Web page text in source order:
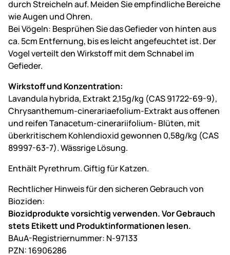
durch Streicheln auf. Meiden Sie empfindliche Bereiche
wie Augen und Ohren.
Bei Vögeln: Besprühen Sie das Gefieder von hinten aus
ca. 5cm Entfernung, bis es leicht angefeuchtet ist. Der
Vogel verteilt den Wirkstoff mit dem Schnabel im
Gefieder.
Wirkstoff und Konzentration:
Lavandula hybrida, Extrakt 2,15g/kg (CAS 91722-69-9),
Chrysanthemum-cinerariaefolium-Extrakt aus offenen
und reifen Tanacetum-cinerariifolium- Blüten, mit
überkritischem Kohlendioxid gewonnen 0,58g/kg (CAS
89997-63-7). Wässrige Lösung.
Enthält Pyrethrum. Giftig für Katzen.
Rechtlicher Hinweis für den sicheren Gebrauch von
Bioziden:
Biozidprodukte vorsichtig verwenden. Vor Gebrauch
stets Etikett und Produktinformationen lesen.
BAuA-Registriernummer: N-97133
PZN: 16906286